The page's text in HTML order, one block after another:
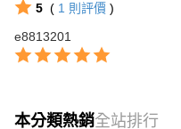
5 ( 1 則評價 )
e8813201
本分類熱銷全站排行